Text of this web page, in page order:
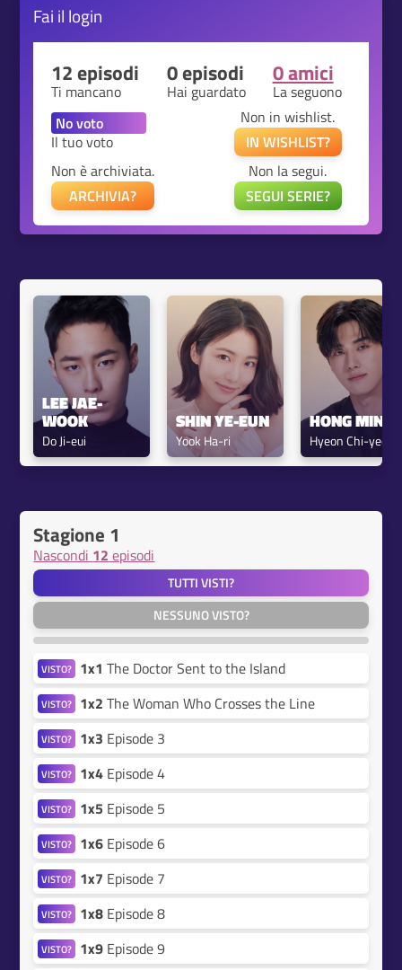
Fai il login
12 episodi
Ti mancano
0 episodi
Hai guardato
0 amici
La seguono
Il tuo voto
Non in wishlist.
IN WISHLIST?
Non è archiviata.
ARCHIVIA?
Non la segui.
SEGUI SERIE?
LEE JAE-
WOOK
Do Ji-eui
SHIN YE-EUN
Yook Ha-ri
HONG MIN-
Hyeon Chi-yeon
Stagione 1
Nascondi 12 episodi
TUTTI VISTI?
NESSUNO VISTO?
VISTO? 1x1 The Doctor Sent to the Island
VISTO? 1x2 The Woman Who Crosses the Line
VISTO? 1x3 Episode 3
VISTO? 1x4 Episode 4
VISTO? 1x5 Episode 5
VISTO? 1x6 Episode 6
VISTO? 1x7 Episode 7
VISTO? 1x8 Episode 8
VISTO? 1x9 Episode 9